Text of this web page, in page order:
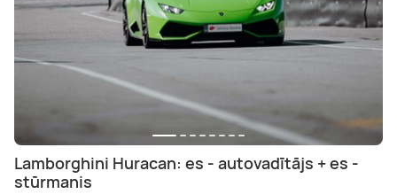
Lamborghini Huracan: es - autovadītājs + es -
stūrmanis